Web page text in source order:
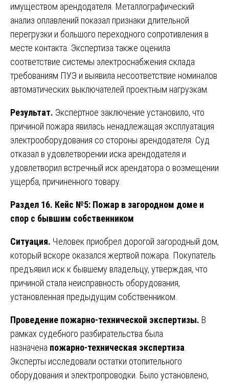
имуществом арендодателя. Металлографический
анализ оплавлений показал признаки длительной
перегрузки и большого переходного сопротивления в
месте контакта. Экспертиза также оценила
соответствие системы электроснабжения склада
требованиям ПУЭ и выявила несоответствие номиналов
автоматических выключателей проектным нагрузкам.
Результат. Экспертное заключение установило, что
причиной пожара явилась ненадлежащая эксплуатация
электрооборудования со стороны арендодателя. Суд
отказал в удовлетворении иска арендодателя и
удовлетворил встречный иск арендатора о возмещении
ущерба, причиненного товару.
Раздел 16. Кейс №5: Пожар в загородном доме и
спор с бывшим собственником
Ситуация. Человек приобрел дорогой загородный дом,
который вскоре оказался жертвой пожара. Покупатель
предъявил иск к бывшему владельцу, утверждая, что
причиной стала неисправность оборудования,
установленная предыдущим собственником.
Проведение пожарно-технической экспертизы. В
рамках судебного разбирательства была
назначена пожарно-техническая экспертиза
Эксперты исследовали остатки отопительного
оборудования и электропроводки. Было установлено,